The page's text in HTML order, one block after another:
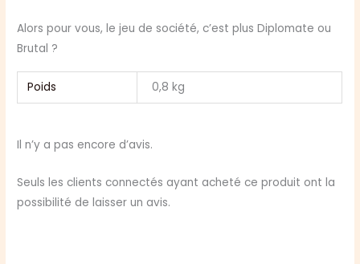
Alors pour vous, le jeu de société, c’est plus Diplomate ou
Brutal ?
Poids 0,8 kg
Il n’y a pas encore d’avis.
Seuls les clients connectés ayant acheté ce produit ont la
possibilité de laisser un avis.